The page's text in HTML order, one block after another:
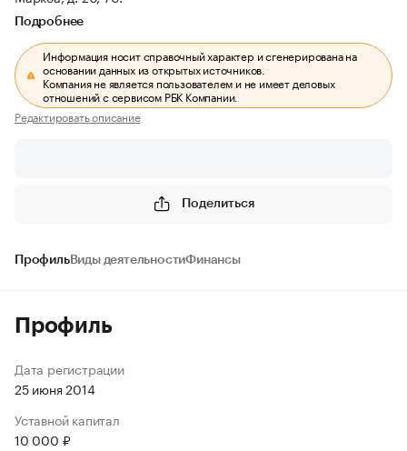
Подробнее
Информация носит справочный характер и сгенерирована на
основании данных из открытых источников.
Компания не является пользователем и не имеет деловых
отношений с сервисом РБК Компании.
Редактировать описание
Поделиться
ПрофильВиды деятельностиФинансы
Профиль
Дата регистрации
25 июня 2014
Уставной капитал
10 000 ₽